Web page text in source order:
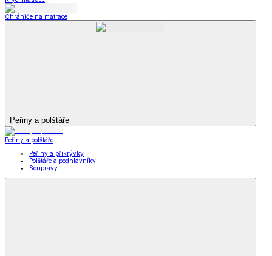
Chrániče na matrace
Peřiny a polštáře
Peřiny a polštáře
Peřiny a přikrývky
Polštáře a podhlavníky
Soupravy